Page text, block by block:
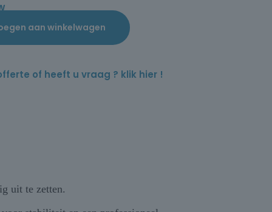
aan winkelwagen
of heeft u vraag ? klik hier !
uit te zetten.